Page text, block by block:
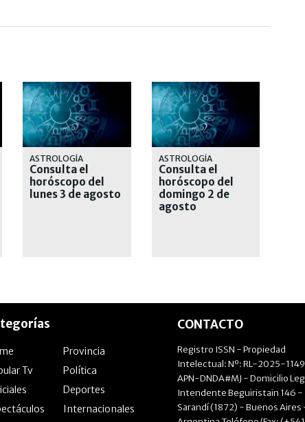
ASTROLOGÍA
Consulta el
horóscopo del
lunes 3 de agosto
ASTROLOGÍA
Consulta el
horóscopo del
domingo 2 de
agosto
Provincia
Tv
Política
Deportes
Internacionales
CONTACTO
Registro ISSN - Propiedad
Intelectual: Nº: RL-2025-
APN-DNDA#MJ - Domicilio
Intendente Beguiristain 146 -
Sarandí (1872) - Buenos Aires